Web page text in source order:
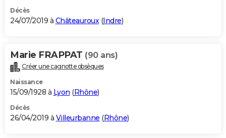
Décès
24/07/2019 à Châteauroux(Indre)
Marie FRAPPAT (90 ans)
Créer une cagnotte obsèques
Naissance
15/09/1928 à Lyon (Rhône)
Décès
26/04/2019 à Villeurbanne (Rhône)